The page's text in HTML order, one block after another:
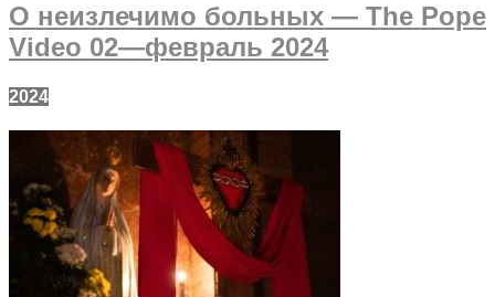
О неизлечимо больных — The Pope
Video 02—февраль 2024
2024